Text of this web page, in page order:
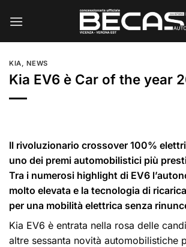
KIA, NEWS
Kia EV6 è Car of the year
Il rivoluzionario crossover 100%
uno dei premi automobilistici più
Tra i numerosi highlight di EV6
molto elevata e la tecnologia di
per una mobilità elettrica senza
Kia EV6 è entrata nella rosa delle
altre sessanta novità automobilistiche